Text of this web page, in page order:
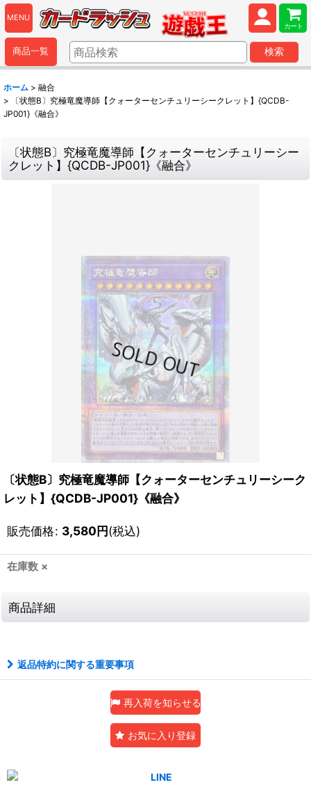
MENU
カート
商品一覧 検索
ホーム > 融合
>
〔状態B〕究極竜魔導師【クォーターセンチュリーシークレット】{QCDB-
JP001}《融合》
〔状態B〕究極竜魔導師【クォーターセンチュリーシー
クレット】{QCDB-JP001}《融合》
〔状態B〕究極竜魔導師【クォーターセンチュリーシーク
レット】{QCDB-JP001}《融合》
販売価格: 3,580円(税込)
在庫数 ×
商品詳細
返品特約に関する重要事項
再入荷を知らせる
お気に入り登録